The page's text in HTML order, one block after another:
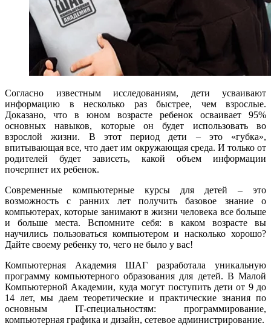
Согласно известным исследованиям, дети усваивают
информацию в несколько раз быстрее, чем взрослые.
Доказано, что в юном возрасте ребенок осваивает 95%
основных навыков, которые он будет использовать во
взрослой жизни. В этот период дети – это «губка»,
впитывающая все, что дает им окружающая среда. И только от
родителей будет зависеть, какой объем информации
почерпнет их ребенок.
Современные компьютерные курсы для детей – это
возможность с ранних лет получить базовое знание о
компьютерах, которые занимают в жизни человека все больше
и больше места. Вспомните себя: в каком возрасте вы
научились пользоваться компьютером и насколько хорошо?
Дайте своему ребенку то, чего не было у вас!
Компьютерная Академия ШАГ разработала уникальную
программу компьютерного образования для детей. В Малой
Компьютерной Академии, куда могут поступить дети от 9 до
14 лет, мы даем теоретические и практические знания по
основным IT-специальностям: программирование,
компьютерная графика и дизайн, сетевое администрирование.